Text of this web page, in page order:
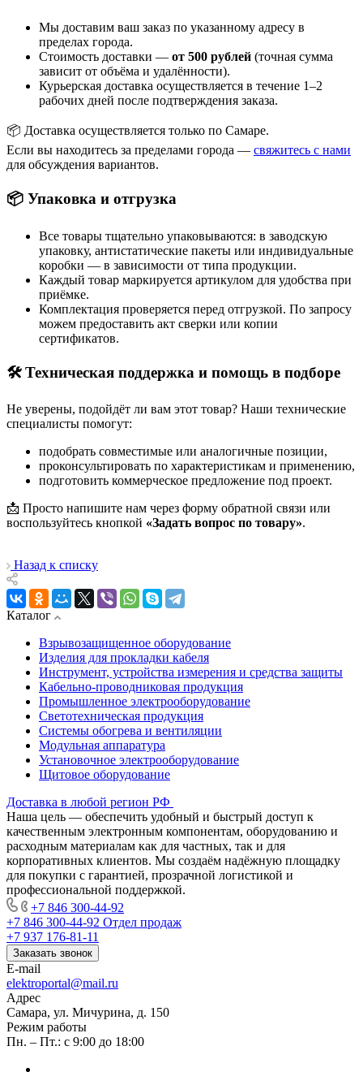
Мы доставим ваш заказ по указанному адресу в
пределах города.
Стоимость доставки — от 500 рублей (точная сумма
зависит от объёма и удалённости).
Курьерская доставка осуществляется в течение 1–2
рабочих дней после подтверждения заказа.
📦 Доставка осуществляется только по Самаре.
Если вы находитесь за пределами города — свяжитесь с нами
для обсуждения вариантов.
📦 Упаковка и отгрузка
Все товары тщательно упаковываются: в заводскую
упаковку, антистатические пакеты или индивидуальные
коробки — в зависимости от типа продукции.
Каждый товар маркируется артикулом для удобства при
приёмке.
Комплектация проверяется перед отгрузкой. По запросу
можем предоставить акт сверки или копии
сертификатов.
🛠 Техническая поддержка и помощь в подборе
Не уверены, подойдёт ли вам этот товар? Наши технические
специалисты помогут:
подобрать совместимые или аналогичные позиции,
проконсультировать по характеристикам и применению,
подготовить коммерческое предложение под проект.
📩 Просто напишите нам через форму обратной связи или
воспользуйтесь кнопкой «Задать вопрос по товару».
Назад к списку
Каталог
Взрывозащищенное оборудование
Изделия для прокладки кабеля
Инструмент, устройства измерения и средства защиты
Кабельно-проводниковая продукция
Промышленное электрооборудование
Светотехническая продукция
Системы обогрева и вентиляции
Модульная аппаратура
Установочное электрооборудование
Щитовое оборудование
Доставка в любой регион РФ
Наша цель — обеспечить удобный и быстрый доступ к
качественным электронным компонентам, оборудованию и
расходным материалам как для частных, так и для
корпоративных клиентов. Мы создаём надёжную площадку
для покупки с гарантией, прозрачной логистикой и
профессиональной поддержкой.
+7 846 300-44-92
+7 846 300-44-92 Отдел продаж
+7 937 176-81-11
Заказать звонок
E-mail
elektroportal@mail.ru
Адрес
Самара, ул. Мичурина, д. 150
Режим работы
Пн. – Пт.: с 9:00 до 18:00